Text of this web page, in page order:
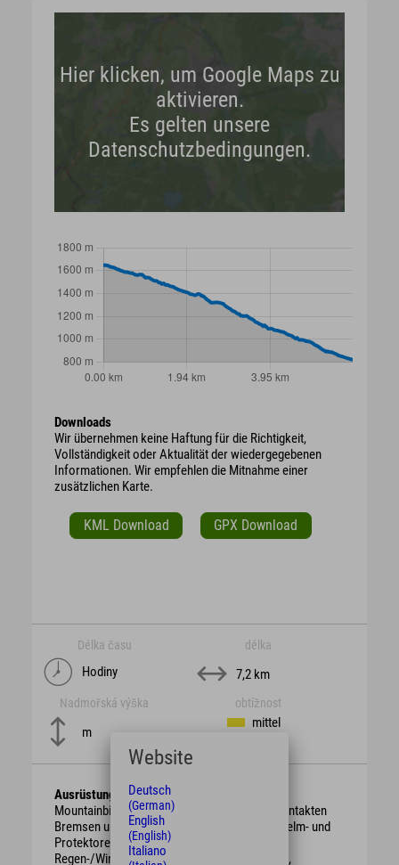
Hier klicken, um Google Maps zu
aktivieren.
Es gelten unsere
Datenschutzbedingungen.
Downloads
Wir übernehmen keine Haftung für die Richtigkeit,
Vollständigkeit oder Aktualität der wiedergegebenen
Informationen. Wir empfehlen die Mitnahme einer
zusätzlichen Karte.
KML Download GPX Download
Délka času
Hodiny
délka
7,2 km
Nadmořská výška
m
obtížnost
mittel
Ausrüstung
Mountainbike mit berggängiger Übersetzung, intakten
Bremsen und genügend Bremsbelag. Schutzhelm- und
Protektoren.
Regen-/Wind-/Sonnen-/Wetterschutzkleidung,
Website
Deutsch
(German)
English
(English)
Italiano